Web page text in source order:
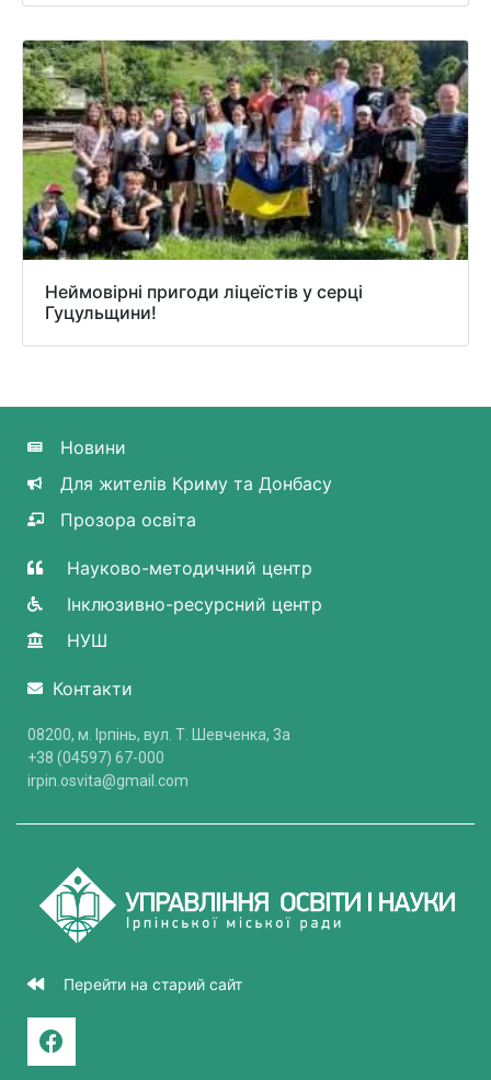
Неймовірні пригоди ліцеїстів у серці
Гуцульщини!
Новини
Для жителів Криму та Донбасу
Прозора освіта
Науково-методичний центр
Інклюзивно-ресурсний центр
НУШ
Контакти
08200, м. Ірпінь, вул. Т. Шевченка, 3a
+38 (04597) 67-000
irpin.osvita@gmail.com
Перейти на старий сайт